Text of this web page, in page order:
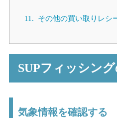
11. その他の買い取りレシ
SUPフィッシン
気象情報を確認する